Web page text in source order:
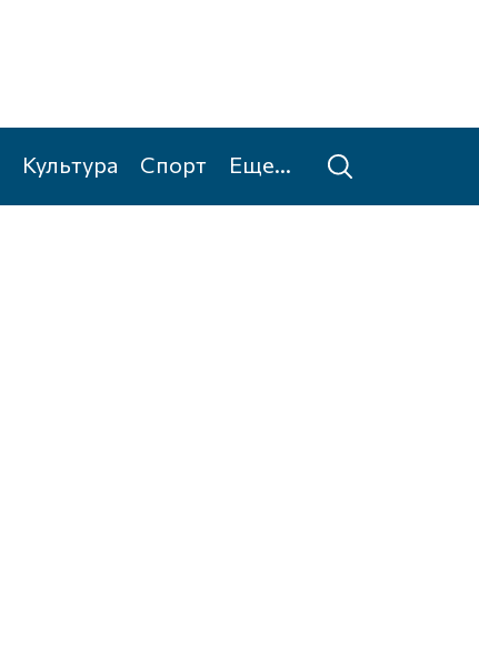
Культура Спорт Еще...